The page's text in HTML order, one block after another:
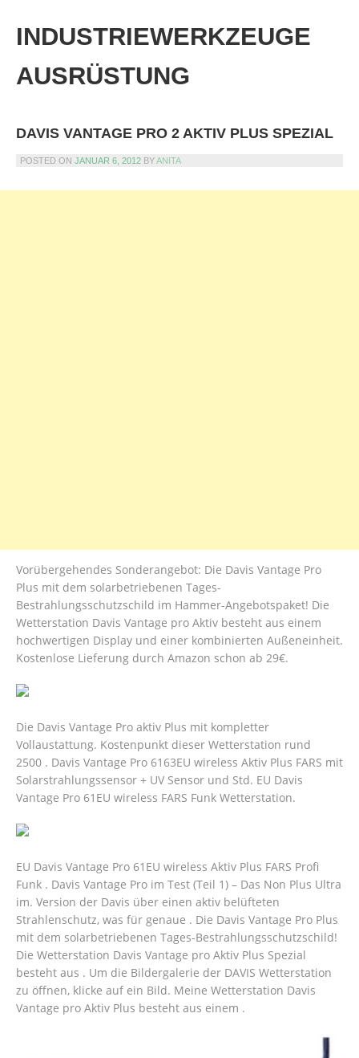
content
INDUSTRIEWERKZEUGE
AUSRÜSTUNG
DAVIS VANTAGE PRO 2 AKTIV PLUS SPEZIAL
POSTED ON JANUAR 6, 2012 BYANITA
Vorübergehendes Sonderangebot: Die Davis Vantage Pro
Plus mit dem solarbetriebenen Tages-
Bestrahlungsschutzschild im Hammer-Angebotspaket! Die
Wetterstation Davis Vantage pro Aktiv besteht aus einem
hochwertigen Display und einer kombinierten Außeneinheit.
Kostenlose Lieferung durch Amazon schon ab 29€.
Die Davis Vantage Pro aktiv Plus mit kompletter
Vollaustattung. Kostenpunkt dieser Wetterstation rund
2500 . Davis Vantage Pro 6163EU wireless Aktiv Plus FARS mit
Solarstrahlungssensor + UV Sensor und Std. EU Davis
Vantage Pro 61EU wireless FARS Funk Wetterstation.
EU Davis Vantage Pro 61EU wireless Aktiv Plus FARS Profi
Funk . Davis Vantage Pro im Test (Teil 1) – Das Non Plus Ultra
im. Version der Davis über einen aktiv belüfteten
Strahlenschutz, was für genaue . Die Davis Vantage Pro Plus
mit dem solarbetriebenen Tages-Bestrahlungsschutzschild!
Die Wetterstation Davis Vantage pro Aktiv Plus Spezial
besteht aus . Um die Bildergalerie der DAVIS Wetterstation
zu öffnen, klicke auf ein Bild. Meine Wetterstation Davis
Vantage pro Aktiv Plus besteht aus einem .